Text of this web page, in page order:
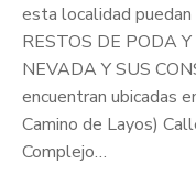
esta localidad
RESTOS DE PODA
NEVADA Y SUS
encuentran ubicadas
Camino de Layos)
Complejo…